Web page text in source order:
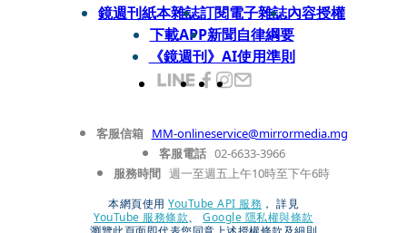
鏡週刊紙本雜誌訂閱電子雜誌內容授權
下載APP新聞自律綱要
《鏡週刊》AI使用準則
客服信箱 MM-onlineservice@mirrormedia.mg
客服電話 02-6633-3966
服務時間 週一至週五上午10時至下午6時
本網頁使用 YouTube API 服務 ， 詳見
YouTube 服務條款、
Google 隱私權與條款